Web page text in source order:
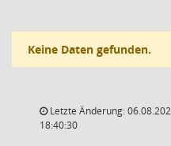
Keine Daten gefunden.
Letzte Änderung:
18:40:30